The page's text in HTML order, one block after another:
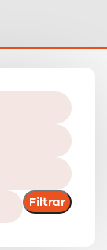
Filtrar